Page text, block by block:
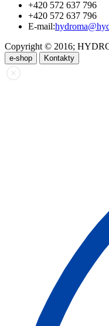
+420 572 637 796
+420 572 637 796
E-mail:
Copyright © 2016;
e-shop Kontakty